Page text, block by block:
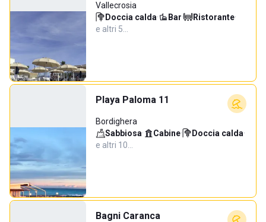
Vallecrosia
Doccia calda· Bar· Ristorante·
e altri 5…
Playa Paloma 11
Bordighera
Sabbiosa· Cabine· Doccia calda·
e altri 10…
Bagni Caranca